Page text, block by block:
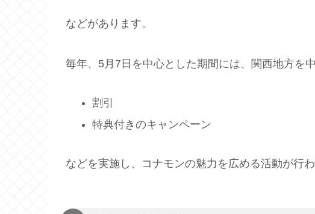
などがあります。
毎年、5月7日を中心とした期間には、関西地方を
割引
特典付きのキャンペーン
などを実施し、コナモンの魅力を広める活動が行わ